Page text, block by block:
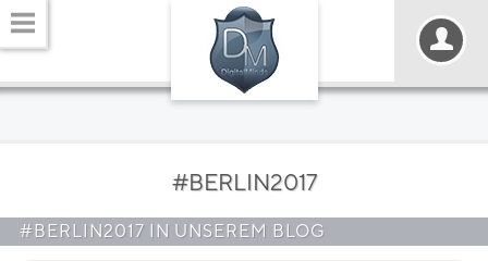
#BERLIN2017
#BERLIN2017 IN UNSEREM BLOG